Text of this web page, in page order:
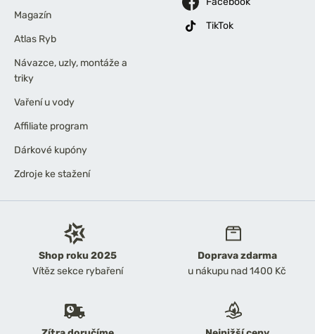
Shop roku 2025
Vítěz sekce rybaření
Doprava zdarma
u nákupu nad 1400 Kč
Magazín
Atlas Ryb
Návazce, uzly, montáže a
triky
Vaření u vody
Affiliate program
Dárkové kupóny
Zdroje ke stažení
TikTok